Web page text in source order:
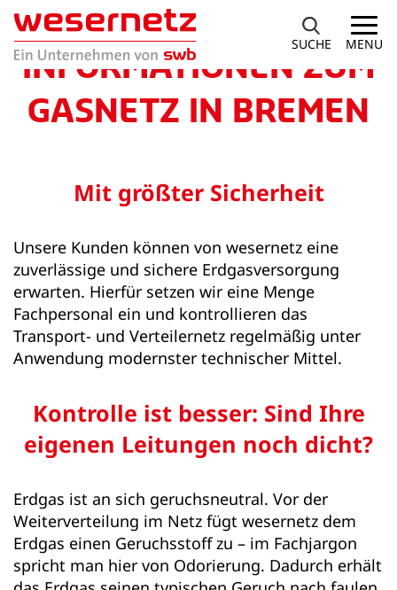
INFORMATIONEN ZUM
GASNETZ IN BREMEN
Mit größter Sicherheit
Unsere Kunden können von wesernetz eine
zuverlässige und sichere Erdgasversorgung
erwarten. Hierfür setzen wir eine Menge
Fachpersonal ein und kontrollieren das
Transport- und Verteilernetz regelmäßig unter
Anwendung modernster technischer Mittel.
Kontrolle ist besser: Sind Ihre
eigenen Leitungen noch dicht?
Erdgas ist an sich geruchsneutral. Vor der
Weiterverteilung im Netz fügt wesernetz dem
Erdgas einen Geruchsstoff zu – im Fachjargon
spricht man hier von Odorierung. Dadurch erhält
SUCHE MENU